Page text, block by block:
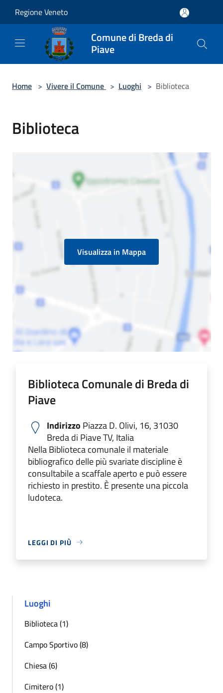
Regione Veneto
Comune di Breda di
Piave
Home > Vivere il Comune > Luoghi > Biblioteca
Biblioteca
Visualizza in Mappa
Biblioteca Comunale di Breda di
Piave
Indirizzo Piazza D. Olivi, 16, 31030
Breda di Piave TV, Italia
Nella Biblioteca comunale il materiale
bibliografico delle più svariate discipline è
consultabile a scaffale aperto e può essere
richiesto in prestito. È presente una piccola
ludoteca.
LEGGI DI PIÙ
Luoghi
Biblioteca (1)
Campo Sportivo (8)
Chiesa (6)
Cimitero (1)